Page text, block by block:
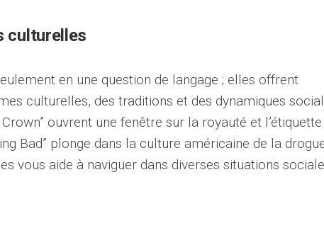
culturelles
en une question de langage ; elles offrent
culturelles, des traditions et des dynamiques
ouvrent une fenêtre sur la royauté et l’étiquette
Bad” plonge dans la culture américaine de la
vous aide à naviguer dans diverses situations